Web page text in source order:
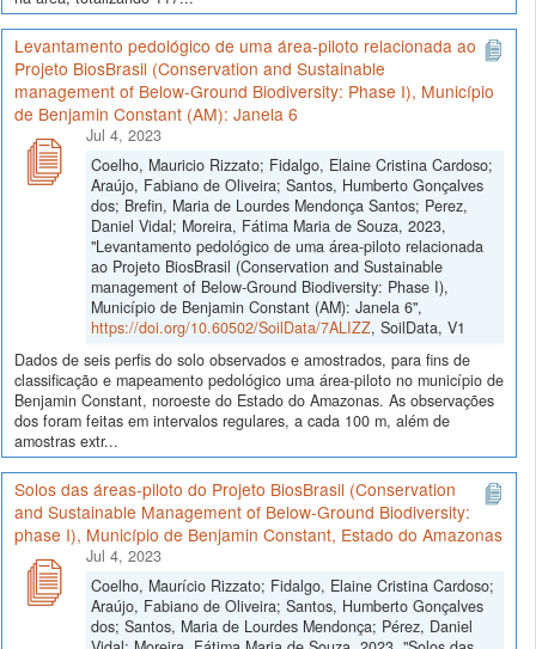
Levantamento pedológico de uma área-piloto relacionada ao
Projeto BiosBrasil (Conservation and Sustainable
management of Below-Ground Biodiversity: Phase I), Município
de Benjamin Constant (AM): Janela 6
Jul 4, 2023
Coelho, Mauricio Rizzato; Fidalgo, Elaine Cristina Cardoso;
Araújo, Fabiano de Oliveira; Santos, Humberto Gonçalves
dos; Brefin, Maria de Lourdes Mendonça Santos; Perez,
Daniel Vidal; Moreira, Fátima Maria de Souza, 2023,
"Levantamento pedológico de uma área-piloto relacionada
ao Projeto BiosBrasil (Conservation and Sustainable
management of Below-Ground Biodiversity: Phase I),
Município de Benjamin Constant (AM): Janela 6",
https://doi.org/10.60502/SoilData/7ALIZZ, SoilData, V1
Dados de seis perfis do solo observados e amostrados, para fins de
classificação e mapeamento pedológico uma área-piloto no município de
Benjamin Constant, noroeste do Estado do Amazonas. As observações
dos foram feitas em intervalos regulares, a cada 100 m, além de
amostras extr...
Solos das áreas-piloto do Projeto BiosBrasil (Conservation
and Sustainable Management of Below-Ground Biodiversity:
phase I), Município de Benjamin Constant, Estado do Amazonas
Jul 4, 2023
Coelho, Maurício Rizzato; Fidalgo, Elaine Cristina Cardoso;
Araújo, Fabiano de Oliveira; Santos, Humberto Gonçalves
dos; Santos, Maria de Lourdes Mendonça; Pérez, Daniel